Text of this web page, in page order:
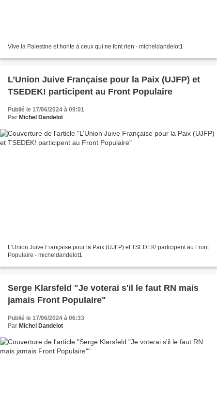
Vive la Palestine et honte à ceux qui ne font rien - micheldandelot1
L’Union Juive Française pour la Paix (UJFP) et
TSEDEK! participent au Front Populaire
Publié le 17/06/2024 à 09:01
Par Michel Dandelot
L’Union Juive Française pour la Paix (UJFP) et TSEDEK! participent au Front
Populaire - micheldandelot1
Serge Klarsfeld "Je voterai s'il le faut RN mais
jamais Front Populaire"
Publié le 17/06/2024 à 06:33
Par Michel Dandelot